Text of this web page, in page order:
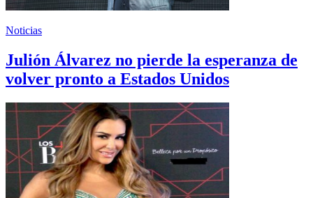
Noticias
Julión Álvarez no pierde la esperanza de
volver pronto a Estados Unidos